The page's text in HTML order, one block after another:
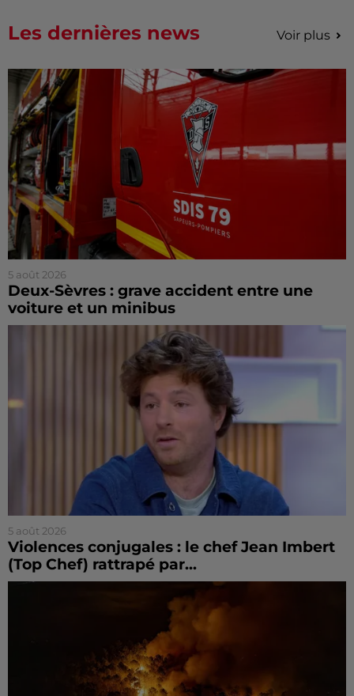
Les dernières news Voir plus
5 août 2026
Deux-Sèvres : grave accident entre une
voiture et un minibus
5 août 2026
Violences conjugales : le chef Jean Imbert
(Top Chef) rattrapé par...